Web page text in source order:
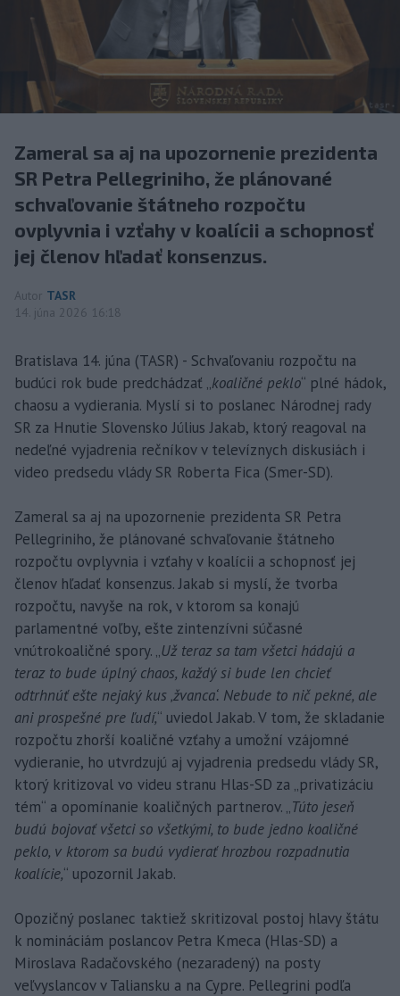
Zameral sa aj na upozornenie prezidenta
SR Petra Pellegriniho, že plánované
schvaľovanie štátneho rozpočtu
ovplyvnia i vzťahy v koalícii a schopnosť
jej členov hľadať konsenzus.
Autor TASR
14. júna 2026 16:18
Bratislava 14. júna (TASR) - Schvaľovaniu rozpočtu na
budúci rok bude predchádzať „koaličné peklo“ plné hádok,
chaosu a vydierania. Myslí si to poslanec Národnej rady
SR za Hnutie Slovensko Július Jakab, ktorý reagoval na
nedeľné vyjadrenia rečníkov v televíznych diskusiách i
video predsedu vlády SR Roberta Fica (Smer-SD).
Zameral sa aj na upozornenie prezidenta SR Petra
Pellegriniho, že plánované schvaľovanie štátneho
rozpočtu ovplyvnia i vzťahy v koalícii a schopnosť jej
členov hľadať konsenzus. Jakab si myslí, že tvorba
rozpočtu, navyše na rok, v ktorom sa konajú
parlamentné voľby, ešte zintenzívni súčasné
vnútrokoaličné spory. „Už teraz sa tam všetci hádajú a
teraz to bude úplný chaos, každý si bude len chcieť
odtrhnúť ešte nejaký kus ‚žvanca‘. Nebude to nič pekné, ale
ani prospešné pre ľudí,“ uviedol Jakab. V tom, že skladanie
rozpočtu zhorší koaličné vzťahy a umožní vzájomné
vydieranie, ho utvrdzujú aj vyjadrenia predsedu vlády SR,
ktorý kritizoval vo videu stranu Hlas-SD za „privatizáciu
tém“ a opomínanie koaličných partnerov. „Túto jeseň
budú bojovať všetci so všetkými, to bude jedno koaličné
peklo, v ktorom sa budú vydierať hrozbou rozpadnutia
koalície,“ upozornil Jakab.
Opozičný poslanec taktiež skritizoval postoj hlavy štátu
k nomináciám poslancov Petra Kmeca (Hlas-SD) a
Miroslava Radačovského (nezaradený) na posty
veľvyslancov v Taliansku a na Cypre. Pellegrini podľa